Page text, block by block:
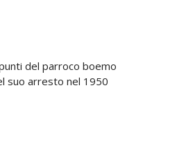
del parroco boemo
suo arresto nel 1950